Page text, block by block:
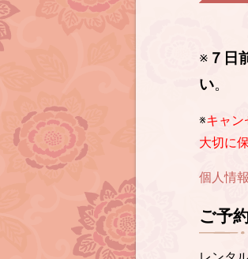
※ ７日
い。
※キャン
大切に
個人情
ご予